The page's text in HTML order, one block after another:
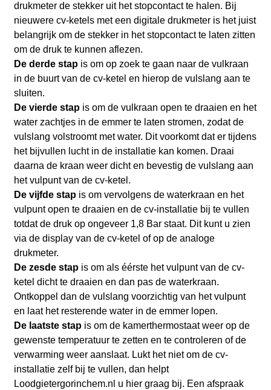
drukmeter de stekker uit het stopcontact te halen. Bij
nieuwere cv-ketels met een digitale drukmeter is het juist
belangrijk om de stekker in het stopcontact te laten zitten
om de druk te kunnen aflezen.
De derde stapis om op zoek te gaan naar de vulkraan
in de buurt van de cv-ketel en hierop de vulslang aan te
sluiten.
De vierde stapis om de vulkraan open te draaien en het
water zachtjes in de emmer te laten stromen, zodat de
vulslang volstroomt met water. Dit voorkomt dat er tijdens
het bijvullen lucht in de installatie kan komen. Draai
daarna de kraan weer dicht en bevestig de vulslang aan
het vulpunt van de cv-ketel.
De vijfde stapis om vervolgens de waterkraan en het
vulpunt open te draaien en de cv-installatie bij te vullen
totdat de druk op ongeveer 1,8 Bar staat. Dit kunt u zien
via de display van de cv-ketel of op de analoge
drukmeter.
De zesde stapis om als éérste het vulpunt van de cv-
ketel dicht te draaien en dan pas de waterkraan.
Ontkoppel dan de vulslang voorzichtig van het vulpunt
en laat het resterende water in de emmer lopen.
De laatste stapis om de kamerthermostaat weer op de
gewenste temperatuur te zetten en te controleren of de
verwarming weer aanslaat. Lukt het niet om de cv-
installatie zelf bij te vullen, dan helpt
Loodgietergorinchem.nl u hier graag bij. Een afspraak